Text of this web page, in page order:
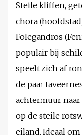
Steile kliffen,
chora
Folegandros
populair bij
speelt zich af
de paar
achtermuur
op de steile
eiland. Ideaal